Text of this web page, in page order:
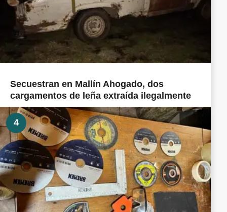
Secuestran en Mallín Ahogado, dos
cargamentos de leña extraída ilegalmente
4